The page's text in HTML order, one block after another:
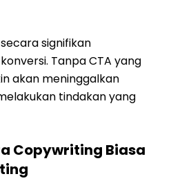
signifikan
Tanpa CTA yang
akan meninggalkan
tindakan yang
Copywriting Biasa